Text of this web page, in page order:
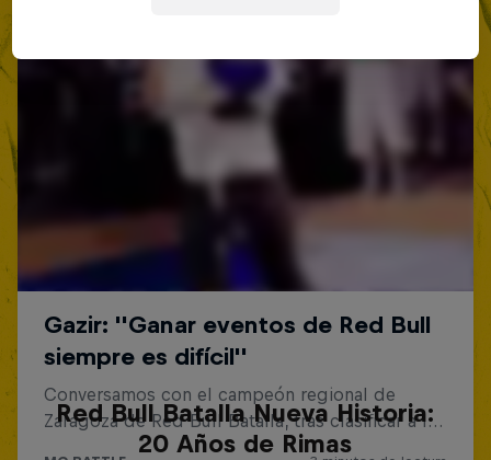
Red Bull Batalla Nueva Historia:
20 Años de Rimas